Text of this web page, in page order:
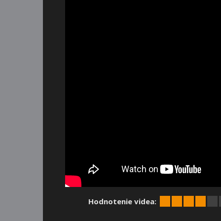
Hodnotenie videa: